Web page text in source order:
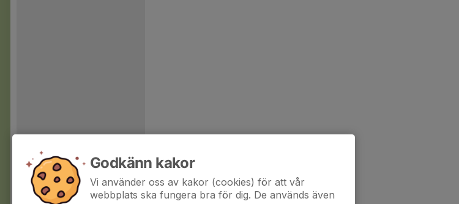
Godkänn kakor
Vi använder oss av kakor (cookies) för att vår
webbplats ska fungera bra för dig. De används även